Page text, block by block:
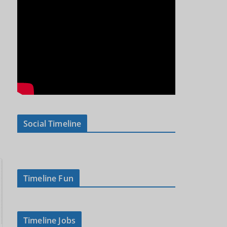
Social Timeline
Timeline Fun
Timeline Jobs